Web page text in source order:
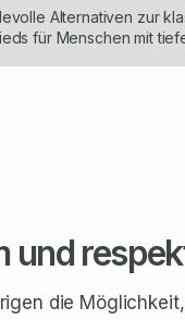
Alternativen zur
für Menschen mit
und
die